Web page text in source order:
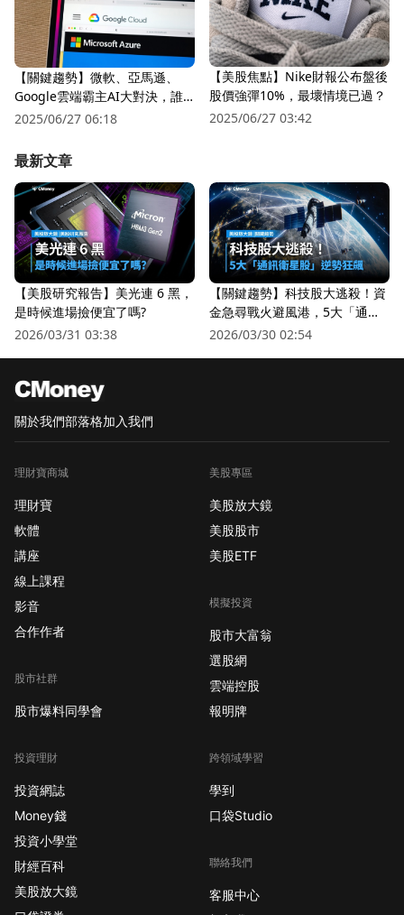
【關鍵趨勢】微軟、亞馬遜、
Google雲端霸主AI大對決，誰
更有投資價值？
2025/06/27 06:18
【美股焦點】Nike財報公布盤後
股價強彈10%，最壞情境已過？
2025/06/27 03:42
最新文章
【美股研究報告】美光連 6 黑，
是時候進場撿便宜了嗎?
2026/03/31 03:38
【關鍵趨勢】科技股大逃殺！資
金急尋戰火避風港，5大「通訊
衛星股」逆勢狂飆
2026/03/30 02:54
關於我們部落格加入我們
理財寶商城
理財寶
軟體
講座
線上課程
影音
合作作者
股市社群
股市爆料同學會
投資理財
投資網誌
Money錢
投資小學堂
財經百科
美股放大鏡
美股專區
美股放大鏡
美股股市
美股ETF
模擬投資
股市大富翁
選股網
雲端控股
報明牌
跨領域學習
學到
口袋Studio
聯絡我們
客服中心